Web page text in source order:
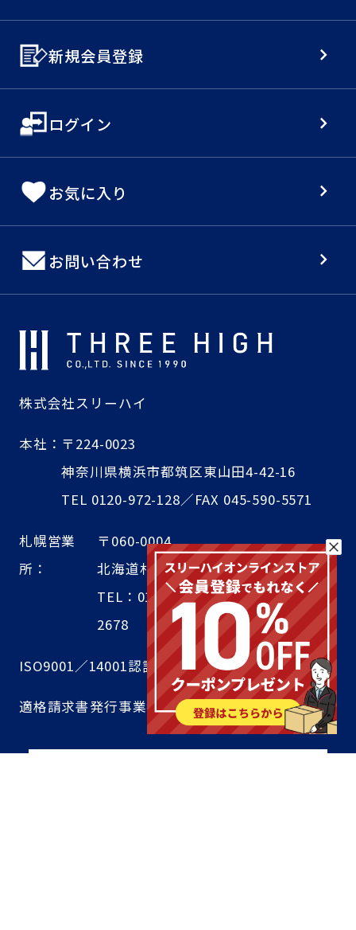
新規会員登録
ログイン
お気に入り
お問い合わせ
株式会社スリーハイ
本社： 〒224-0023
神奈川県横浜市都筑区東山田4-42-16
TEL 0120-972-128／FAX 045-590-5571
札幌営業
所：
〒060-0004
北海道札幌市中央区北4条西4丁目1-7
TEL：011-804-8644／FAX 011-351-
2678
ISO9001／14001認証取得済
適格請求書発行事業者登録番号 T1020001044142